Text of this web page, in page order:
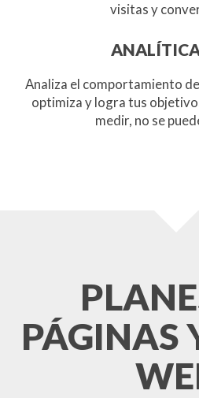
visitas y
Analiza el comportamiento
optimiza y logra tus
medir, no se
PÁGINAS